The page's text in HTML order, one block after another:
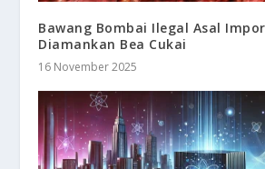
Bawang Bombai Ilegal Asal
Diamankan Bea Cukai
16 November 2025